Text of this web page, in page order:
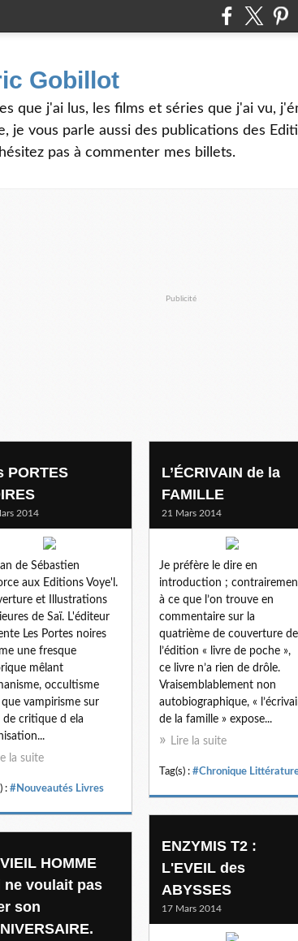
Gobillot
que j'ai lus, les films et séries que j'ai vu,
je vous parle aussi des publications des
pas à commenter mes billets.
Publicité
PORTES
2014
de Sébastien
aux Editions Voye'l.
et Illustrations
de Saï. L'éditeur
Les Portes noires
une fresque
mêlant
occultisme
que vampirisme sur
critique d ela
la suite
: #Nouveautés Livres
L’ÉCRIVAIN de la
FAMILLE
21 Mars 2014
Je préfère le dire en
introduction ;
à ce que l’on trouve en
commentaire sur la
quatrième de couverture de
l’édition « livre de poche »,
ce livre n’a rien de drôle.
Vraisemblablement non
autobiographique, «
de la famille » expose...
Lire la suite
Tag(s) : #Chronique
ENZYMIS T2 :
L'EVEIL des
ABYSSES
17 Mars 2014
HOMME
ne voulait pas
son